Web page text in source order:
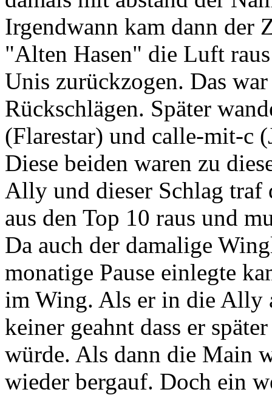
Irgendwann kam dann der
"Alten Hasen" die Luft
Unis zurückzogen. Das
Rückschlägen. Später
(Flarestar) und calle-mit-c
Diese beiden waren zu
Ally und dieser Schlag
aus den Top 10 raus und
Da auch der damalige
monatige Pause einlegte
im Wing. Als er in die Ally
keiner geahnt dass er
würde. Als dann die Main
wieder bergauf. Doch ein